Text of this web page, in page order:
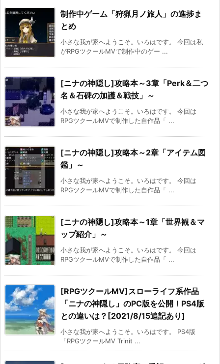
制作中ゲーム「狩猟月ノ旅人」の進捗ま
とめ
小さな我が家へようこそ。いろはです。 今回は私
がRPGツクールMVで制作中のゲー ...
[ニナの神隠し]攻略本～3章「Perk＆二つ
名＆石碑の加護＆戦技」～
小さな我が家へようこそ。いろはです。 今回は
RPGツクールMVで制作した自作品「 ...
[ニナの神隠し]攻略本～2章「アイテム図
鑑」～
小さな我が家へようこそ。いろはです。 今回は
RPGツクールMVで制作した自作品「 ...
[ニナの神隠し]攻略本～1章「世界観＆マ
ップ紹介」～
小さな我が家へようこそ。いろはです。 今回は
RPGツクールMVで制作した自作品「 ...
[RPGツクールMV]スローライフ系作品
「ニナの神隠し」のPC版を公開！PS4版
との違いは？[2021/8/15追記あり]
小さな我が家へようこそ。いろはです。 PS4版
「RPGツクールMV Trinit ...